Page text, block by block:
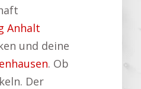
Anhalt
und deine
. Ob
Der